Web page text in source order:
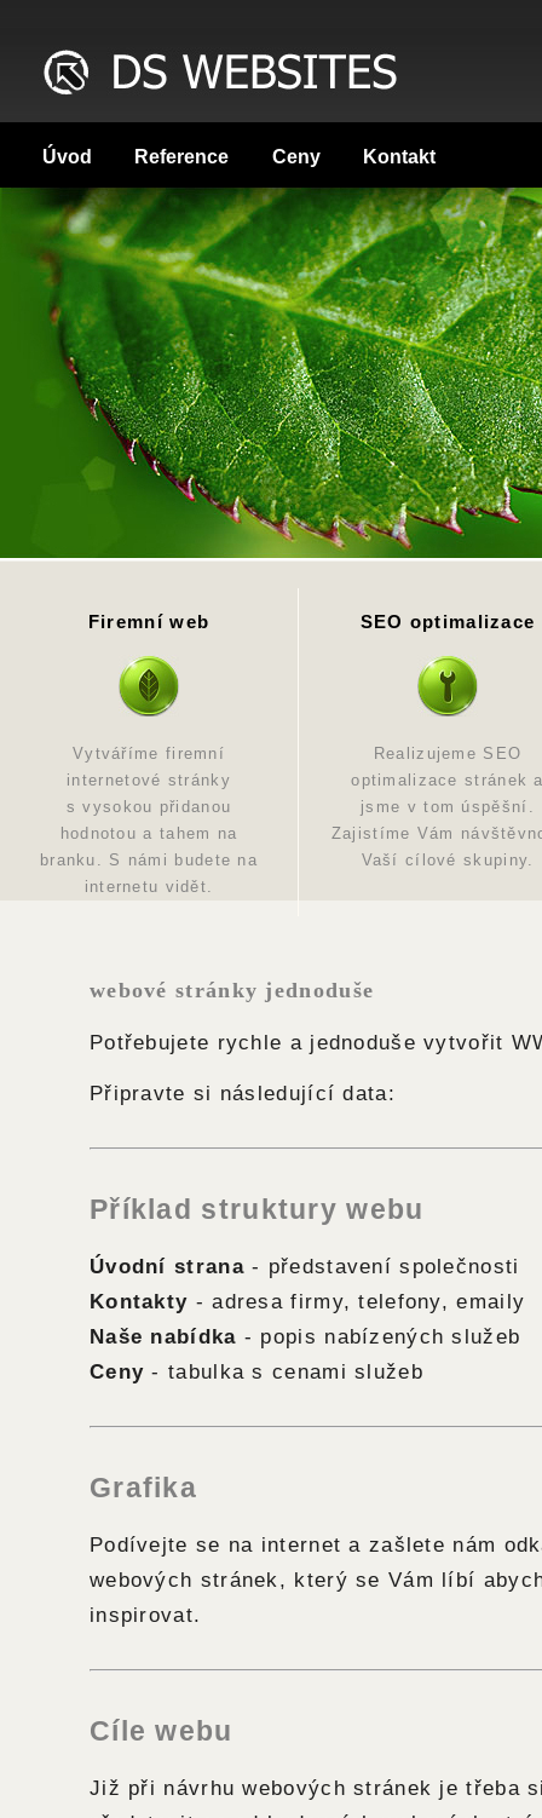
Úvod Reference Ceny Kontakt
Firemní web
Vytváříme firemní
internetové stránky
s vysokou přidanou
hodnotou a tahem na
branku. S námi budete na
internetu vidět.
SEO optimalizace
Realizujeme SEO
optimalizace stránek
jsme v tom úspěšní.
Zajistíme Vám
Vaší cílové skupiny.
webové stránky jednoduše
Potřebujete rychle a jednoduše vytvořit
Připravte si následující data:
Příklad struktury webu
Úvodní strana- představení společnosti
Kontakty - adresa firmy, telefony, emaily
Naše nabídka - popis nabízených služeb
Ceny - tabulka s cenami služeb
Grafika
Podívejte se na internet a zašlete nám
webových stránek, který se Vám líbí
inspirovat.
Cíle webu
Již při návrhu webových stránek je třeba